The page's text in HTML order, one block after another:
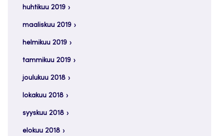
huhtikuu 2019
maaliskuu 2019
helmikuu 2019
tammikuu 2019
joulukuu 2018
lokakuu 2018
syyskuu 2018
elokuu 2018